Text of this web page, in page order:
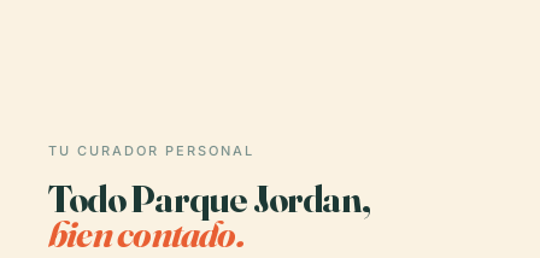
TU CURADOR PERSONAL
Todo Parque Jordan,
bien contado.